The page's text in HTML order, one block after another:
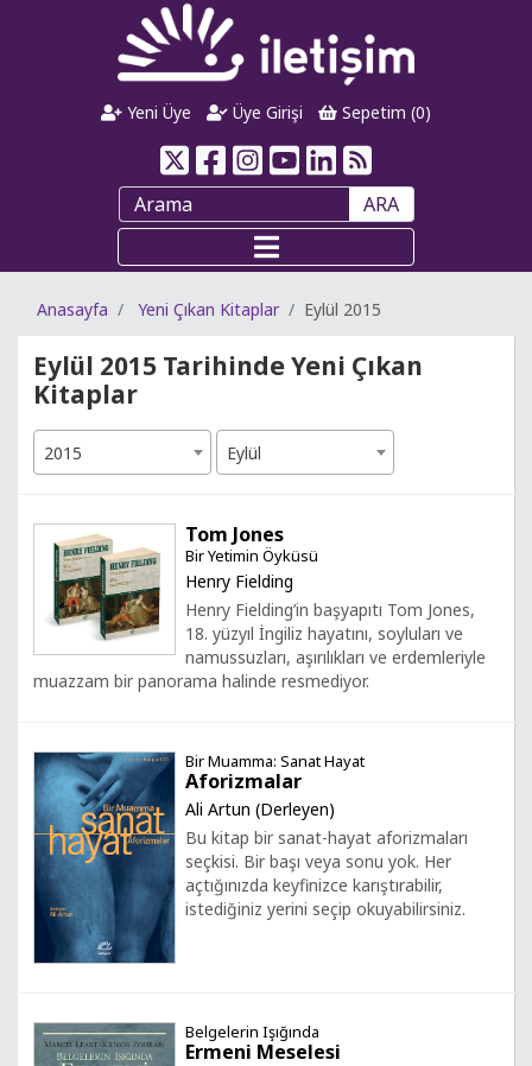
Yeni Üye Üye Girişi Sepetim (0)
ARA
Anasayfa Yeni Çıkan Kitaplar Eylül 2015
Eylül 2015 Tarihinde Yeni Çıkan
Kitaplar
2015 Eylül
Tom Jones
Bir Yetimin Öyküsü
Henry Fielding
Henry Fielding’in başyapıtı Tom Jones,
18. yüzyıl İngiliz hayatını, soyluları ve
namussuzları, aşırılıkları ve erdemleriyle
muazzam bir panorama halinde resmediyor.
Bir Muamma: Sanat Hayat
Aforizmalar
Ali Artun (Derleyen)
Bu kitap bir sanat-hayat aforizmaları
seçkisi. Bir başı veya sonu yok. Her
açtığınızda keyfinizce karıştırabilir,
istediğiniz yerini seçip okuyabilirsiniz.
Belgelerin Işığında
Ermeni Meselesi